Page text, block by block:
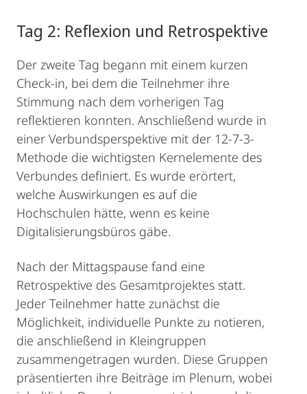
Tag 2: Reflexion und Retrospektive
Der zweite Tag begann mit einem kurzen
Check-in, bei dem die Teilnehmer ihre
Stimmung nach dem vorherigen Tag
reflektieren konnten. Anschließend wurde in
einer Verbundsperspektive mit der 12-7-3-
Methode die wichtigsten Kernelemente des
Verbundes definiert. Es wurde erörtert,
welche Auswirkungen es auf die
Hochschulen hätte, wenn es keine
Digitalisierungsbüros gäbe.
Nach der Mittagspause fand eine
Retrospektive des Gesamtprojektes statt.
Jeder Teilnehmer hatte zunächst die
Möglichkeit, individuelle Punkte zu notieren,
die anschließend in Kleingruppen
zusammengetragen wurden. Diese Gruppen
präsentierten ihre Beiträge im Plenum, wobei